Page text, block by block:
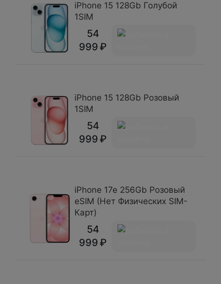
iPhone 15 128Gb Голубой
1SIM
54
999
iPhone 15 128Gb Розовый
1SIM
54
999
iPhone 17e 256Gb Розовый
eSIM (Нет Физических SIM-
Карт)
54
999